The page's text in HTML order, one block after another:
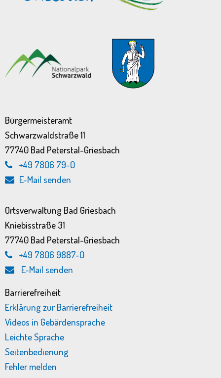
Bürgermeisteramt
Schwarzwaldstraße 11
77740 Bad Peterstal-Griesbach
+49 7806 79-0
E-Mail senden
Ortsverwaltung Bad Griesbach
Kniebisstraße 31
77740 Bad Peterstal-Griesbach
+49 7806 9887-0
E-Mail senden
Barrierefreiheit
Erklärung zur Barrierefreiheit
Videos in Gebärdensprache
Leichte Sprache
Seitenbedienung
Fehler melden